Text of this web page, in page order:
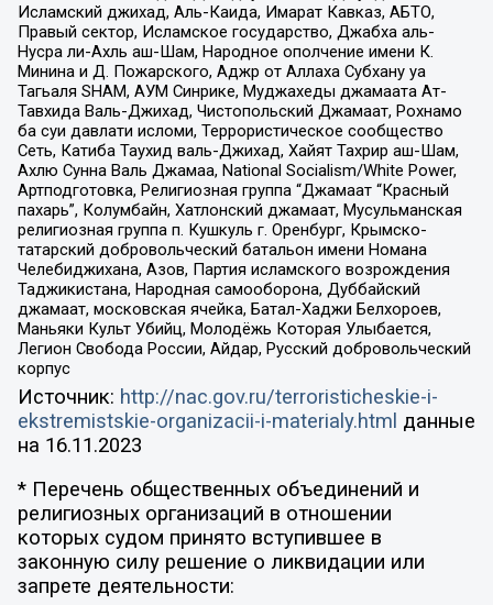
Исламский джихад, Аль-Каида, Имарат Кавказ, АБТО,
Правый сектор, Исламское государство, Джабха аль-
Нусра ли-Ахль аш-Шам, Народное ополчение имени К.
Минина и Д. Пожарского, Аджр от Аллаха Субхану уа
Тагьаля SHAM, АУМ Синрике, Муджахеды джамаата Ат-
Тавхида Валь-Джихад, Чистопольский Джамаат, Рохнамо
ба суи давлати исломи, Террористическое сообщество
Сеть, Катиба Таухид валь-Джихад, Хайят Тахрир аш-Шам,
Ахлю Сунна Валь Джамаа, National Socialism/White Power,
Артподготовка, Религиозная группа “Джамаат “Красный
пахарь”, Колумбайн, Хатлонский джамаат, Мусульманская
религиозная группа п. Кушкуль г. Оренбург, Крымско-
татарский добровольческий батальон имени Номана
Челебиджихана, Азов, Партия исламского возрождения
Таджикистана, Народная самооборона, Дуббайский
джамаат, московская ячейка, Батал-Хаджи Белхороев,
Маньяки Культ Убийц, Молодёжь Которая Улыбается,
Легион Свобода России, Айдар, Русский добровольческий
корпус
Источник: http://nac.gov.ru/terroristicheskie-i-
ekstremistskie-organizacii-i-materialy.html данные
на 16.11.2023
* Перечень общественных объединений и
религиозных организаций в отношении
которых судом принято вступившее в
законную силу решение о ликвидации или
запрете деятельности: